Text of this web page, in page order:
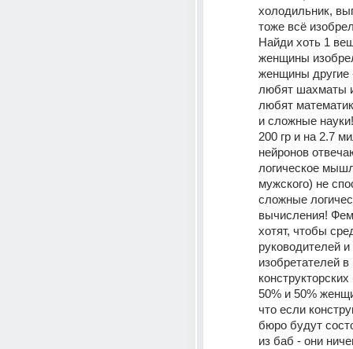
холодильник,
тоже всё
Найди хоть 1
женщины
женщины другие
любят шахматы
любят
и сложные
200 гр и на 2.7
нейронов
логическое
мужского) не
сложные
вычисления!
хотят, чтобы
руководителей
изобретателей в
50% и 50%
что если
бюро будут
из баб - они